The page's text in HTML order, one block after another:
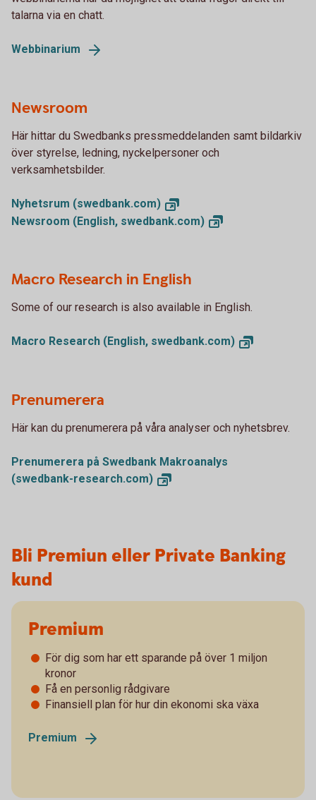
talarna via en chatt.
Webbinarium
Newsroom
Här hittar du Swedbanks pressmeddelanden samt bildarkiv
över styrelse, ledning, nyckelpersoner och
verksamhetsbilder.
Nyhetsrum (swedbank.com)
Newsroom (English, swedbank.com)
Macro Research in English
Some of our research is also available in English.
Macro Research (English, swedbank.com)
Prenumerera
Här kan du prenumerera på våra analyser och nyhetsbrev.
Prenumerera på Swedbank Makroanalys
(swedbank-research.com)
Bli Premiun eller Private Banking
kund
Premium
För dig som har ett sparande på över 1 miljon
kronor
Få en personlig rådgivare
Finansiell plan för hur din ekonomi ska växa
Premium